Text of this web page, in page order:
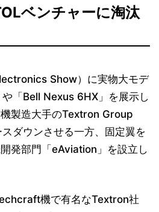
ベンチャーに淘汰
Show）に実物大モデ
「Bell Nexus 6HX」を展示し
製造大手のTextron Group
ダウンさせる一方、固定翼を
発部門「eAviation」を設立し
機で有名なTextron社